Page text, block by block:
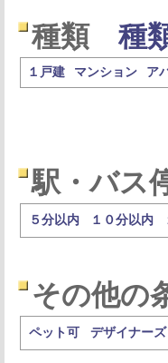
種類 種
１戸建 マンション ア
駅・バス
５分以内 １０分以内
その他の
ペット可 デザイナーズ